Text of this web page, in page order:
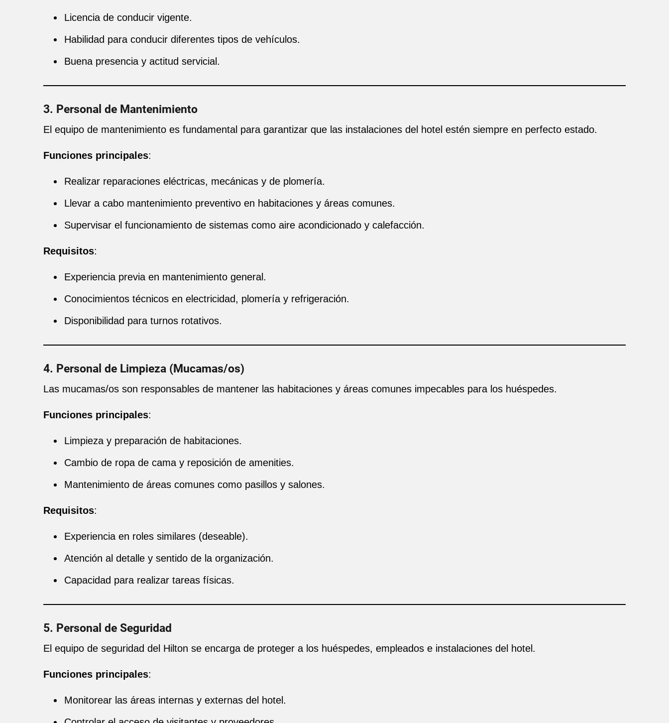
Licencia de conducir vigente.
Habilidad para conducir diferentes tipos de vehículos.
Buena presencia y actitud servicial.
3. Personal de Mantenimiento
El equipo de mantenimiento es fundamental para garantizar que las instalaciones del hotel estén siempre en perfecto estado.
Funciones principales:
Realizar reparaciones eléctricas, mecánicas y de plomería.
Llevar a cabo mantenimiento preventivo en habitaciones y áreas comunes.
Supervisar el funcionamiento de sistemas como aire acondicionado y calefacción.
Requisitos:
Experiencia previa en mantenimiento general.
Conocimientos técnicos en electricidad, plomería y refrigeración.
Disponibilidad para turnos rotativos.
4. Personal de Limpieza (Mucamas/os)
Las mucamas/os son responsables de mantener las habitaciones y áreas comunes impecables para los huéspedes.
Funciones principales:
Limpieza y preparación de habitaciones.
Cambio de ropa de cama y reposición de amenities.
Mantenimiento de áreas comunes como pasillos y salones.
Requisitos:
Experiencia en roles similares (deseable).
Atención al detalle y sentido de la organización.
Capacidad para realizar tareas físicas.
5. Personal de Seguridad
El equipo de seguridad del Hilton se encarga de proteger a los huéspedes, empleados e instalaciones del hotel.
Funciones principales:
Monitorear las áreas internas y externas del hotel.